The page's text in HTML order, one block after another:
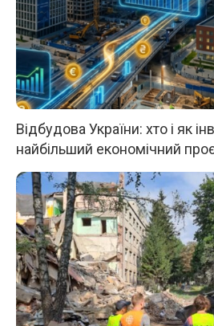
Відбудова України: хто і як
найбільший економічний